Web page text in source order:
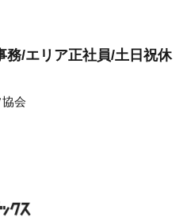
務/エリア正社員/土日祝休
会